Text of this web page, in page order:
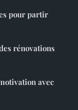
pour partir
rénovations
avec